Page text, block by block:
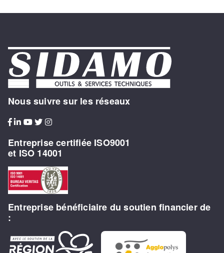
Nous suivre sur les réseaux
Entreprise certifiée ISO9001
et ISO 14001
Entreprise bénéficiaire du soutien financier de
: